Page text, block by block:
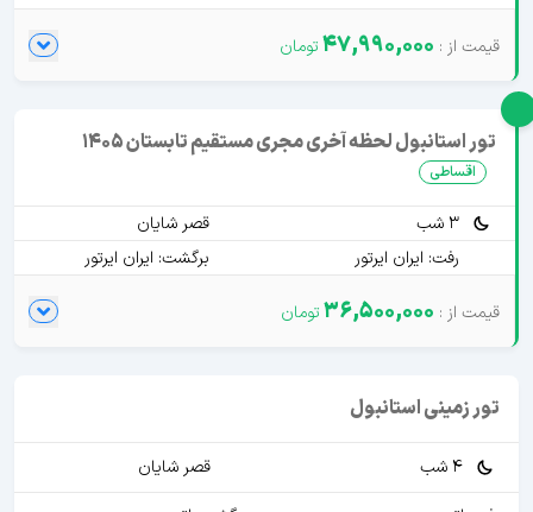
47,990,000
تور استانبول لحظه آخری مجری مستقیم تابستان 1405
اقساطی
3 شب
قصر شایان
رفت: ایران ایرتور
برگشت: ایران ایرتور
36,500,000
تور زمینی استانبول
4 شب
قصر شایان